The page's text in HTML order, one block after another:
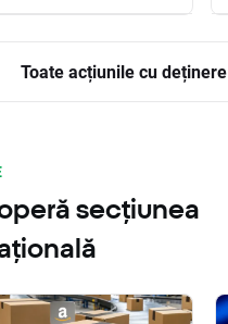
Toate acțiunile cu deținere
secțiunea